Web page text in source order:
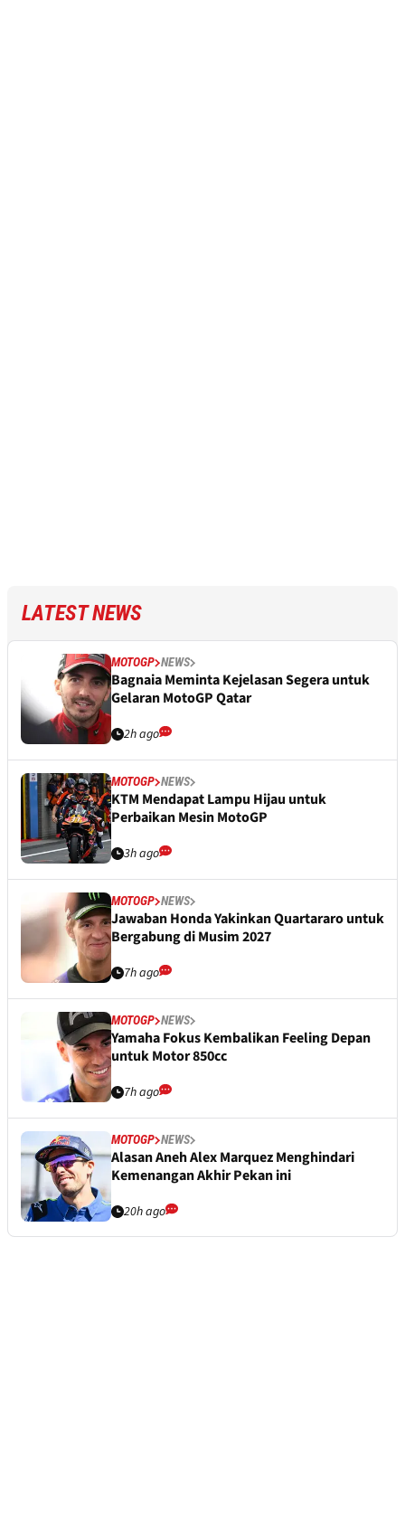
LATEST NEWS
MOTOGP NEWS
Bagnaia Meminta Kejelasan Segera untuk
Gelaran MotoGP Qatar
2h ago
MOTOGP NEWS
KTM Mendapat Lampu Hijau untuk
Perbaikan Mesin MotoGP
3h ago
MOTOGP NEWS
Jawaban Honda Yakinkan Quartararo untuk
Bergabung di Musim 2027
7h ago
MOTOGP NEWS
Yamaha Fokus Kembalikan Feeling Depan
untuk Motor 850cc
7h ago
MOTOGP NEWS
Alasan Aneh Alex Marquez Menghindari
Kemenangan Akhir Pekan ini
20h ago